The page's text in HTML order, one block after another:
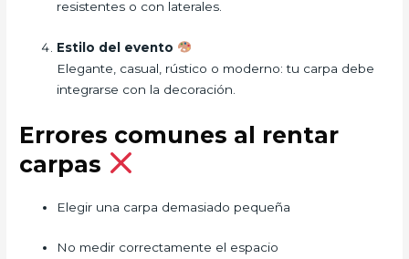
resistentes o con laterales.
Estilo del evento
Elegante, casual, rústico o moderno: tu carpa debe
integrarse con la decoración.
Errores comunes al rentar
carpas
Elegir una carpa demasiado pequeña
No medir correctamente el espacio